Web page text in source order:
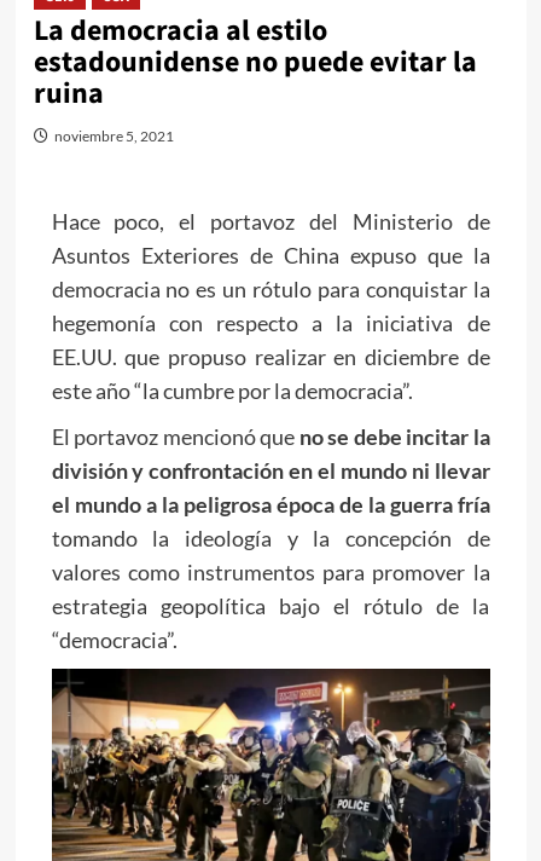
La democracia al estilo
estadounidense no puede evitar la
ruina
noviembre 5, 2021
Hace poco, el portavoz del Ministerio de
Asuntos Exteriores de China expuso que la
democracia no es un rótulo para conquistar la
hegemonía con respecto a la iniciativa de
EE.UU. que propuso realizar en diciembre de
este año “la cumbre por la democracia”.
El portavoz mencionó que no se debe incitar la
división y confrontación en el mundo ni llevar
el mundo a la peligrosa época de la guerra fría
tomando la ideología y la concepción de
valores como instrumentos para promover la
estrategia geopolítica bajo el rótulo de la
“democracia”.